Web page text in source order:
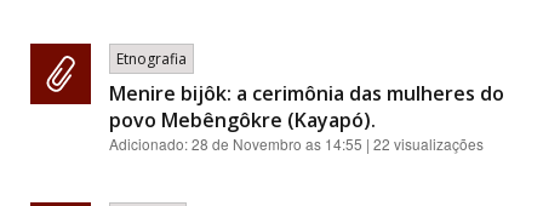
Etnografia
Menire bijôk: a cerimônia das mulheres do
povo Mebêngôkre (Kayapó).
Adicionado:28 de Novembro as 14:55 | 22 visualizações